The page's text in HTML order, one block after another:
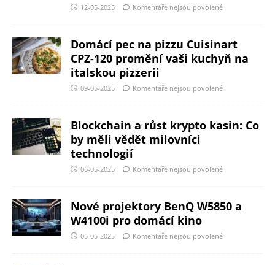
12-05-2025 Komentáře nejsou povolené
Domácí pec na pizzu Cuisinart
CPZ-120 promění vaši kuchyň na
italskou pizzerii
09-05-2025 Komentáře nejsou povolené
Blockchain a růst krypto kasin: Co
by měli vědět milovníci
technologií
06-05-2025 Komentáře nejsou povolené
Nové projektory BenQ W5850 a
W4100i pro domácí kino
05-05-2025 Komentáře nejsou povolené